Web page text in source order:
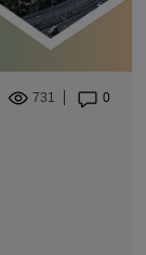
731 0